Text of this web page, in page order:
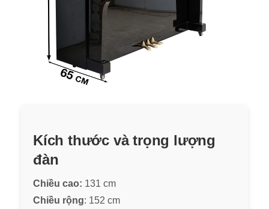
Kích thước và trọng lượng
đàn
Chiều cao: 131 cm
Chiều rộng: 152 cm